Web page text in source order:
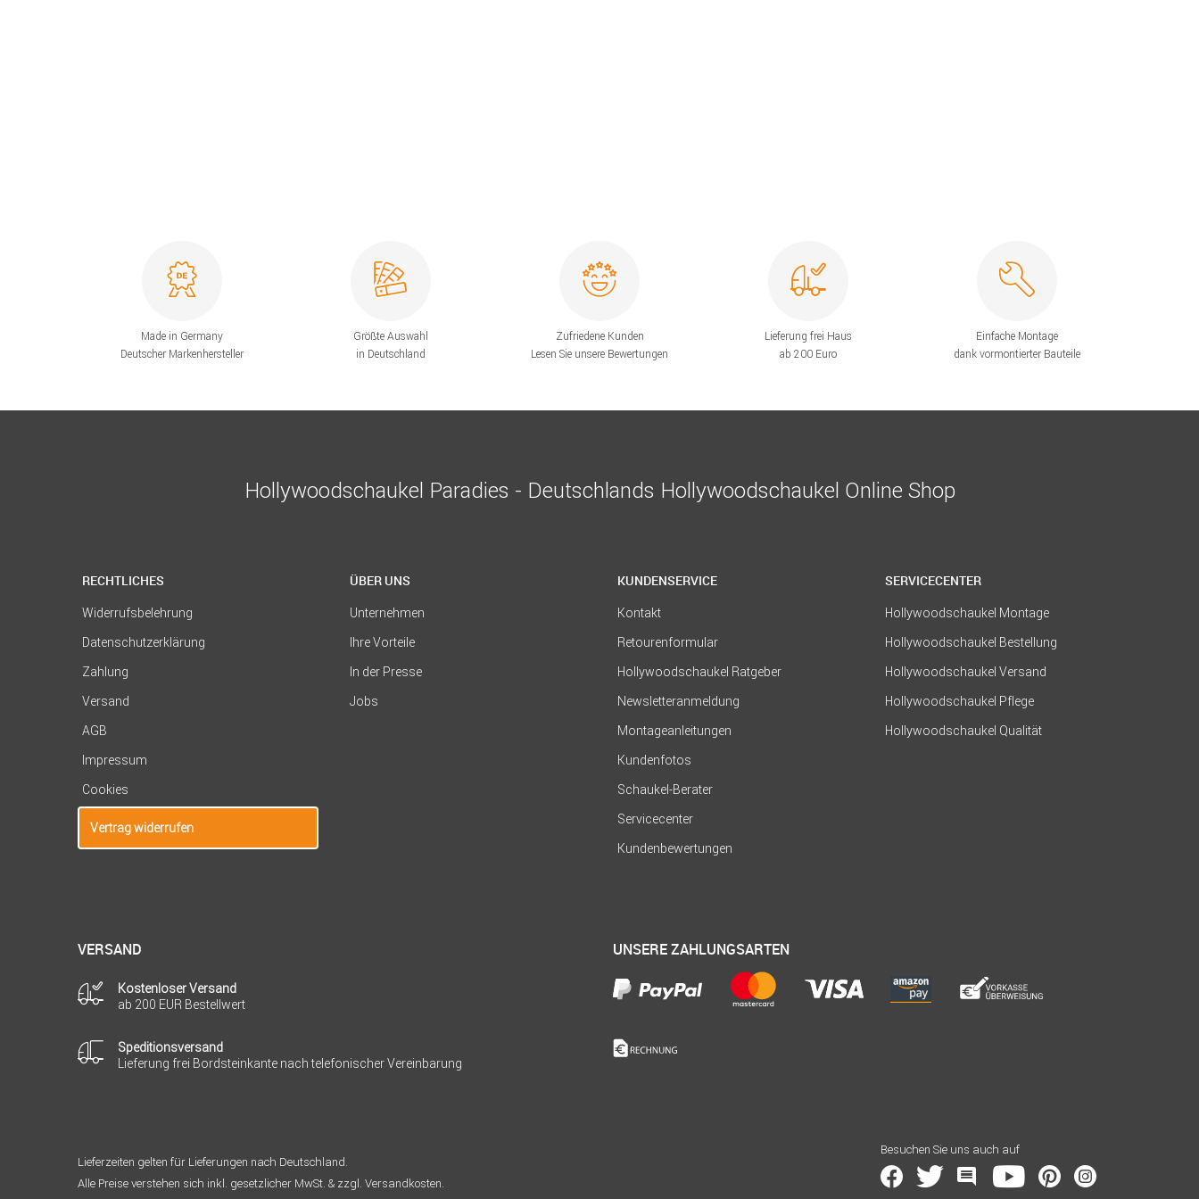
Made in Germany
Deutscher Markenhersteller
Größte Auswahl
in Deutschland
Zufriedene Kunden
Lesen Sie unsere Bewertungen
Lieferung frei Haus
ab 200 Euro
Einfache Montage
dank vormontierter Bauteile
Hollywoodschaukel Paradies - Deutschlands Hollywoodschaukel Online Shop
RECHTLICHES
Widerrufsbelehrung
Datenschutzerklärung
Zahlung
Versand
AGB
Impressum
Cookies
Vertrag widerrufen
ÜBER UNS
Unternehmen
Ihre Vorteile
In der Presse
Jobs
KUNDENSERVICE
Kontakt
Retourenformular
Hollywoodschaukel Ratgeber
Newsletteranmeldung
Montageanleitungen
Kundenfotos
Schaukel-Berater
Servicecenter
Kundenbewertungen
SERVICECENTER
Hollywoodschaukel Montage
Hollywoodschaukel Bestellung
Hollywoodschaukel Versand
Hollywoodschaukel Pflege
Hollywoodschaukel Qualität
VERSAND
Kostenloser Versand
ab 200 EUR Bestellwert
Speditionsversand
Lieferung frei Bordsteinkante nach telefonischer Vereinbarung
UNSERE ZAHLUNGSARTEN
Lieferzeiten gelten für Lieferungen nach Deutschland.
Alle Preise verstehen sich inkl. gesetzlicher MwSt. & zzgl. Versandkosten.
Besuchen Sie uns auch auf